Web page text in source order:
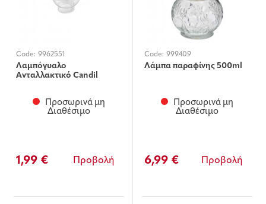
Code: 9962551
Λαμπόγυαλο
Ανταλλακτικό Candil
Προσωρινά μη
Διαθέσιμο
1,99 € Προβολή
Code: 999409
Λάμπα παραφίνης 500ml
Προσωρινά μη
Διαθέσιμο
6,99 € Προβολή